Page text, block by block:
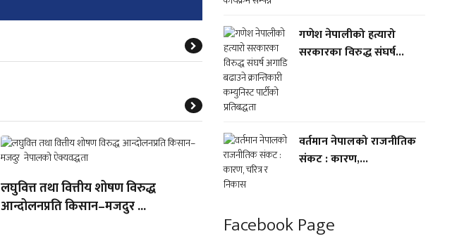
लघुवित्त तथा वित्तीय शोषण विरुद्ध
आन्दोलनप्रति किसान–मजदुर ...
गणेश नेपालीको हत्यारो
सरकारका विरुद्ध संघर्ष...
वर्तमान नेपालको राजनीतिक
संकट : कारण,...
Facebook Page